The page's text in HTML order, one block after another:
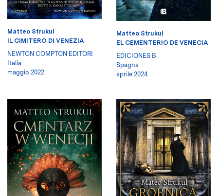
Matteo Strukul
IL CIMITERO DI VENEZIA
NEWTON COMPTON EDITORI
Italia
maggio 2022
Matteo Strukul
EL CEMENTERIO DE VENECIA
EDICIONES B
Spagna
aprile 2024